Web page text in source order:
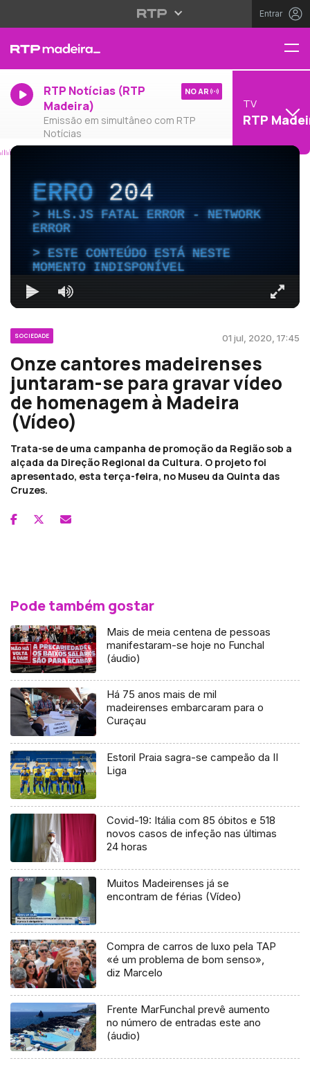
Entrar
RTP Notícias (RTP
Madeira)
Emissão em simultâneo com RTP
Notícias
NO AR
TV
RTP
ERRO204
HLS.JS FATAL ERROR - NETWORK
ERROR
ESTE CONTEÚDO ESTÁ NESTE
MOMENTO INDISPONÍVEL
SOCIEDADE 01 jul, 2020, 17:45
Onze cantores madeirenses
juntaram-se para gravar vídeo
de homenagem à Madeira
(Vídeo)
Trata-se de uma campanha de promoção da Região sob a
alçada da Direção Regional da Cultura. O projeto foi
apresentado, esta terça-feira, no Museu da Quinta das
Cruzes.
Pode também gostar
Mais de meia centena de pessoas
manifestaram-se hoje no Funchal
(áudio)
Há 75 anos mais de mil
madeirenses embarcaram para o
Curaçau
Estoril Praia sagra-se campeão da II
Liga
Covid-19: Itália com 85 óbitos e 518
novos casos de infeção nas últimas
24 horas
Muitos Madeirenses já se
encontram de férias (Vídeo)
Compra de carros de luxo pela TAP
«é um problema de bom senso»,
diz Marcelo
Frente MarFunchal prevê aumento
no número de entradas este ano
(áudio)